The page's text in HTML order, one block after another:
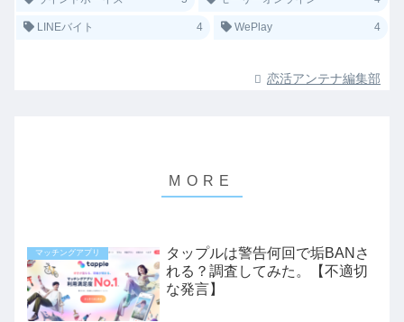
LINEバイト 4 WePlay 4
恋活アンテナ編集部
マッチングアプリ
タップルは警告何回で垢BANさ
れる？調査してみた。【不適切
な発言】